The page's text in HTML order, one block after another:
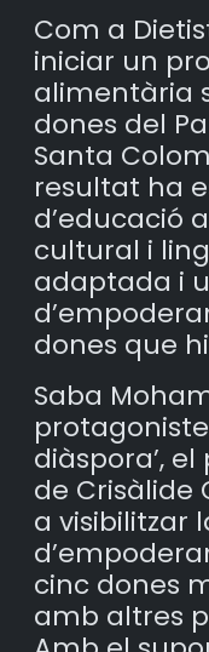
Com a
iniciar un
alimentària
dones del
Santa
resultat ha
d’educació
cultural i
adaptada i
dones que
Saba
diàspora’,
de Crisàlide
a visibilitzar
cinc dones
amb altres